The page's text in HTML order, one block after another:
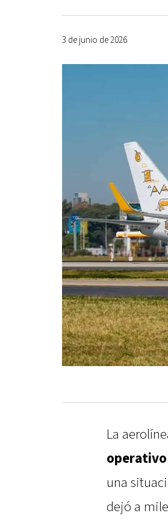
3 de junio de 2026
La
operativo
una
dejó a